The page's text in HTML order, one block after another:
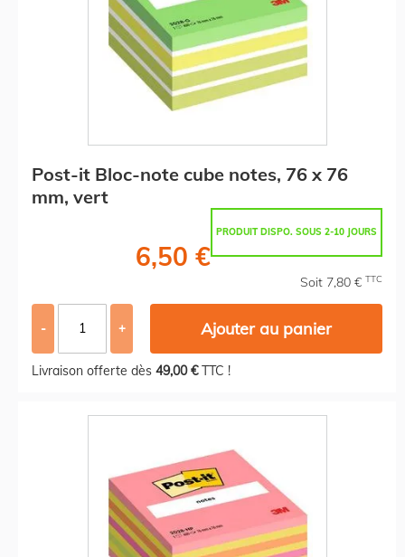
Post-it Bloc-note cube notes, 76 x 76
mm, vert
PRODUIT DISPO. SOUS 2-10 JOURS
6,50 €
Soit 7,80 € TTC
- + Ajouter au panier
Livraison offerte dès 49,00 €TTC !